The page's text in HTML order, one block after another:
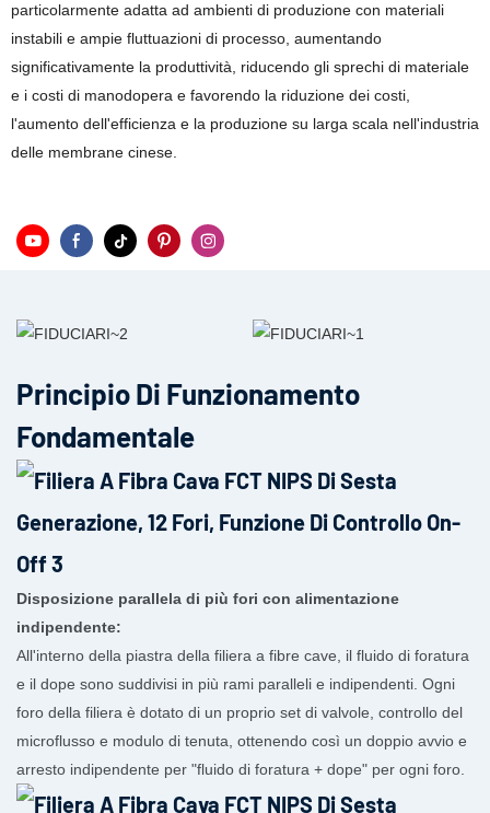
particolarmente adatta ad ambienti di produzione con materiali
instabili e ampie fluttuazioni di processo, aumentando
significativamente la produttività, riducendo gli sprechi di materiale
e i costi di manodopera e favorendo la riduzione dei costi,
l'aumento dell'efficienza e la produzione su larga scala nell'industria
delle membrane cinese.
Principio Di Funzionamento
Fondamentale
Disposizione parallela di più fori con alimentazione
indipendente:
All'interno della piastra della filiera a fibre cave, il fluido di foratura
e il dope sono suddivisi in più rami paralleli e indipendenti. Ogni
foro della filiera è dotato di un proprio set di valvole, controllo del
microflusso e modulo di tenuta, ottenendo così un doppio avvio e
arresto indipendente per "fluido di foratura + dope" per ogni foro.